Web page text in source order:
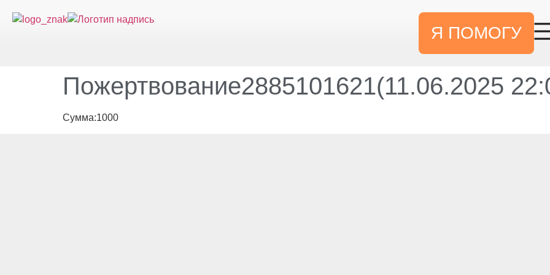
Я ПОМОГУ
Пожертвование2885101621(11.06.2025
Сумма:1000